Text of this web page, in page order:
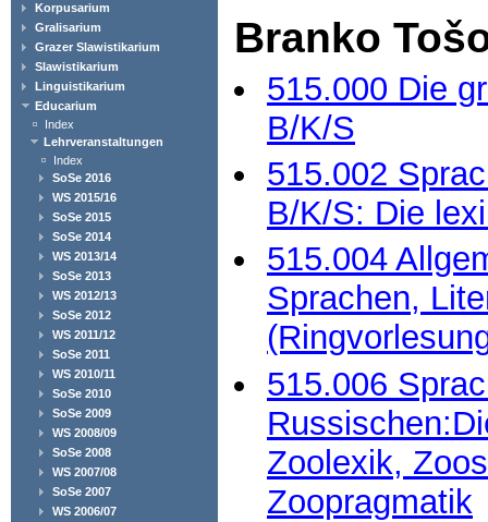
Korpusarium
Gralisarium
Grazer Slawistikarium
Slawistikarium
Linguistikarium
Educarium
Index
Lehrveranstaltungen
Index
SoSe 2016
WS 2015/16
SoSe 2015
SoSe 2014
WS 2013/14
SoSe 2013
WS 2012/13
SoSe 2012
WS 2011/12
SoSe 2011
WS 2010/11
SoSe 2010
SoSe 2009
WS 2008/09
SoSe 2008
WS 2007/08
SoSe 2007
WS 2006/07
Branko
515.000 Die
B/K/S
515.002
B/K/S: Die
515.004
Sprachen,
515.006
Zoolexik,
Zoopragmatik